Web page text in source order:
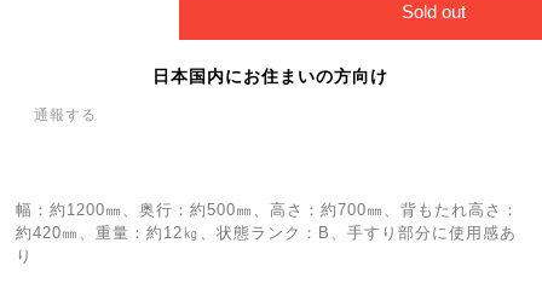
Sold out
日本国内にお住まいの方向け
通報する
幅：約1200㎜、奥行：約500㎜、高さ：約700㎜、背もたれ高さ：
約420㎜、重量：約12㎏、状態ランク：B、手すり部分に使用感あ
り